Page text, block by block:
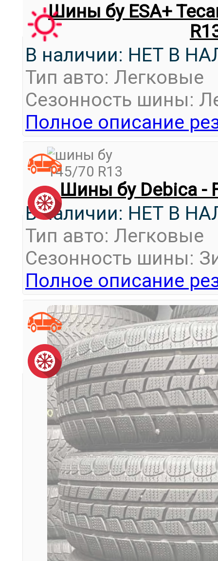
Шины бу ESA+
В наличии: НЕТ В
Тип авто: Легковые
Сезонность шины:
Полное описание
Шины бу Debica -
В наличии: НЕТ В
Тип авто: Легковые
Сезонность шины:
Полное описание